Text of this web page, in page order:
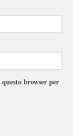
browser per